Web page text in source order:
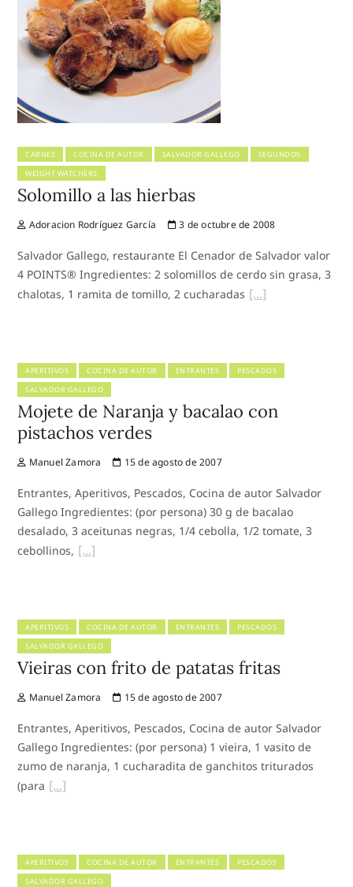
CARNES COCINA DE AUTOR SALVADOR GALLEGO
SEGUNDOS
WEIGHT WATCHERS
Solomillo a las hierbas
Adoracion Rodríguez García 3 de octubre de 2008
Salvador Gallego, restaurante El Cenador de Salvador valor
4 POINTS® Ingredientes: 2 solomillos de cerdo sin grasa, 3
chalotas, 1 ramita de tomillo, 2 cucharadas
APERITIVOS COCINA DE AUTOR ENTRANTES
PESCADOS
SALVADOR GALLEGO
Mojete de Naranja y bacalao con
pistachos verdes
Manuel Zamora 15 de agosto de 2007
Entrantes, Aperitivos, Pescados, Cocina de autor Salvador
Gallego Ingredientes: (por persona) 30 g de bacalao
desalado, 3 aceitunas negras, 1/4 cebolla, 1/2 tomate, 3
cebollinos,
APERITIVOS COCINA DE AUTOR ENTRANTES
PESCADOS
SALVADOR GALLEGO
Vieiras con frito de patatas fritas
Manuel Zamora 15 de agosto de 2007
Entrantes, Aperitivos, Pescados, Cocina de autor Salvador
Gallego Ingredientes: (por persona) 1 vieira, 1 vasito de
zumo de naranja, 1 cucharadita de ganchitos triturados
(para
APERITIVOS COCINA DE AUTOR ENTRANTES
PESCADOS
SALVADOR GALLEGO